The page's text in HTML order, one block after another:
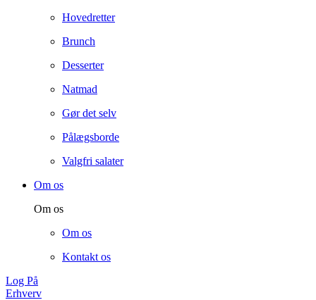
Hovedretter
Brunch
Desserter
Natmad
Gør det selv
Pålægsborde
Valgfri salater
Om os
Om os
Om os
Kontakt os
Log På
Erhverv